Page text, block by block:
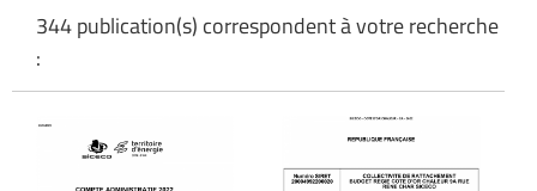
344 publication(s) correspondent à votre recherche
: